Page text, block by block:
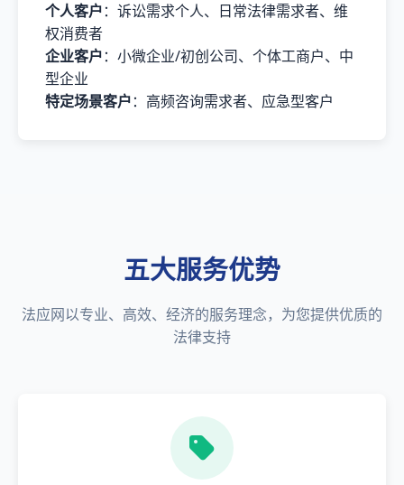
个人客户：诉讼需求个人、日常法律需求者、维
权消费者
企业客户：小微企业/初创公司、个体工商户、中
型企业
特定场景客户：高频咨询需求者、应急型客户
五大服务优势
法应网以专业、高效、经济的服务理念，为您提供优质的
法律支持